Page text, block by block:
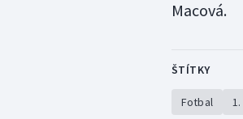
Macová.
ŠTÍTKY
Fotbal